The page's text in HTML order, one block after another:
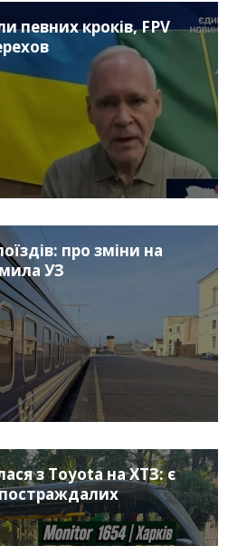
певних кроків, FPV
про зміни на
УЗ
з Toyota на ХТЗ: є